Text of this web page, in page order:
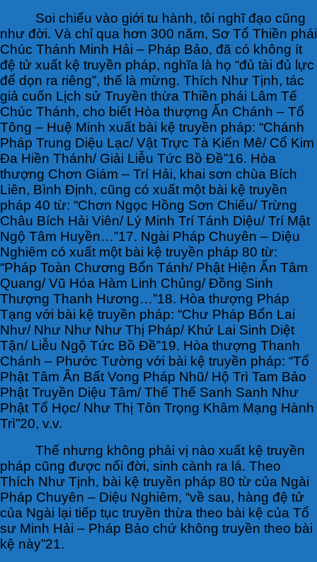
Soi chiếu vào giới tu hành, tôi nghĩ đạo cũng
như đời. Và chỉ qua hơn 300 năm, Sơ Tổ Thiền phái
Chúc Thánh Minh Hải – Pháp Bảo, đã có không ít
đệ tử xuất kệ truyền pháp, nghĩa là họ “đủ tài đủ lực
để dọn ra riêng”, thế là mừng. Thích Như Tịnh, tác
giả cuốn Lịch sử Truyền thừa Thiền phái Lâm Tế
Chúc Thánh, cho biết Hòa thượng Ấn Chánh – Tổ
Tông – Huệ Minh xuất bài kệ truyền pháp: “Chánh
Pháp Trung Diệu Lạc/ Vật Trực Tà Kiến Mê/ Cổ Kim
Đa Hiền Thánh/ Giải Liễu Tức Bồ Đề”16. Hòa
thượng Chơn Giám – Trí Hải, khai sơn chùa Bích
Liên, Bình Định, cũng có xuất một bài kệ truyền
pháp 40 từ: “Chơn Ngọc Hồng Sơn Chiếu/ Trừng
Châu Bích Hải Viên/ Lý Minh Trí Tánh Diệu/ Trí Mật
Ngộ Tâm Huyền…”17. Ngài Pháp Chuyên – Diệu
Nghiêm có xuất một bài kệ truyền pháp 80 từ:
“Pháp Toàn Chương Bổn Tánh/ Phật Hiện Ấn Tâm
Quang/ Vũ Hóa Hàm Linh Chủng/ Đồng Sinh
Thượng Thanh Hương…”18. Hòa thượng Pháp
Tạng với bài kệ truyền pháp: “Chư Pháp Bổn Lai
Như/ Như Như Như Thị Pháp/ Khứ Lai Sinh Diệt
Tận/ Liễu Ngộ Tức Bồ Đề”19. Hòa thượng Thanh
Chánh – Phước Tường với bài kệ truyền pháp: “Tổ
Phật Tâm Ân Bất Vong Pháp Nhũ/ Hộ Trì Tam Bảo
Phật Truyền Diệu Tâm/ Thế Thế Sanh Sanh Như
Phật Tổ Học/ Như Thị Tôn Trọng Khâm Mạng Hành
Trì”20, v.v.
Thế nhưng không phải vị nào xuất kệ truyền
pháp cũng được nối đời, sinh cành ra lá. Theo
Thích Như Tịnh, bài kệ truyền pháp 80 từ của Ngài
Pháp Chuyên – Diệu Nghiêm, “về sau, hàng đệ tử
của Ngài lại tiếp tục truyền thừa theo bài kệ của Tổ
sư Minh Hải – Pháp Bảo chứ không truyền theo bài
kệ này”21.